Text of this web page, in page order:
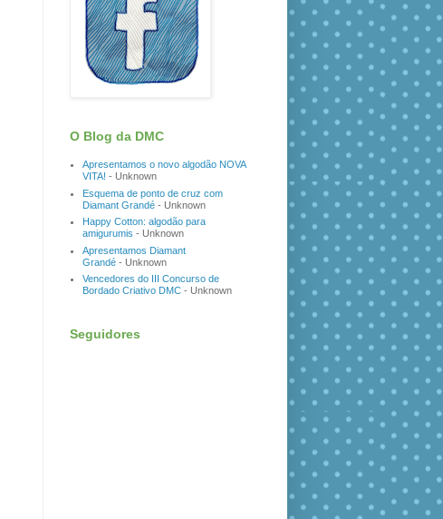
O Blog da DMC
Apresentamos o novo algodão NOVA
VITA! - Unknown
Esquema de ponto de cruz com
Diamant Grandé- Unknown
Happy Cotton: algodão para
amigurumis - Unknown
Apresentamos Diamant
Grandé- Unknown
Vencedores do III Concurso de
Bordado Criativo DMC- Unknown
Seguidores